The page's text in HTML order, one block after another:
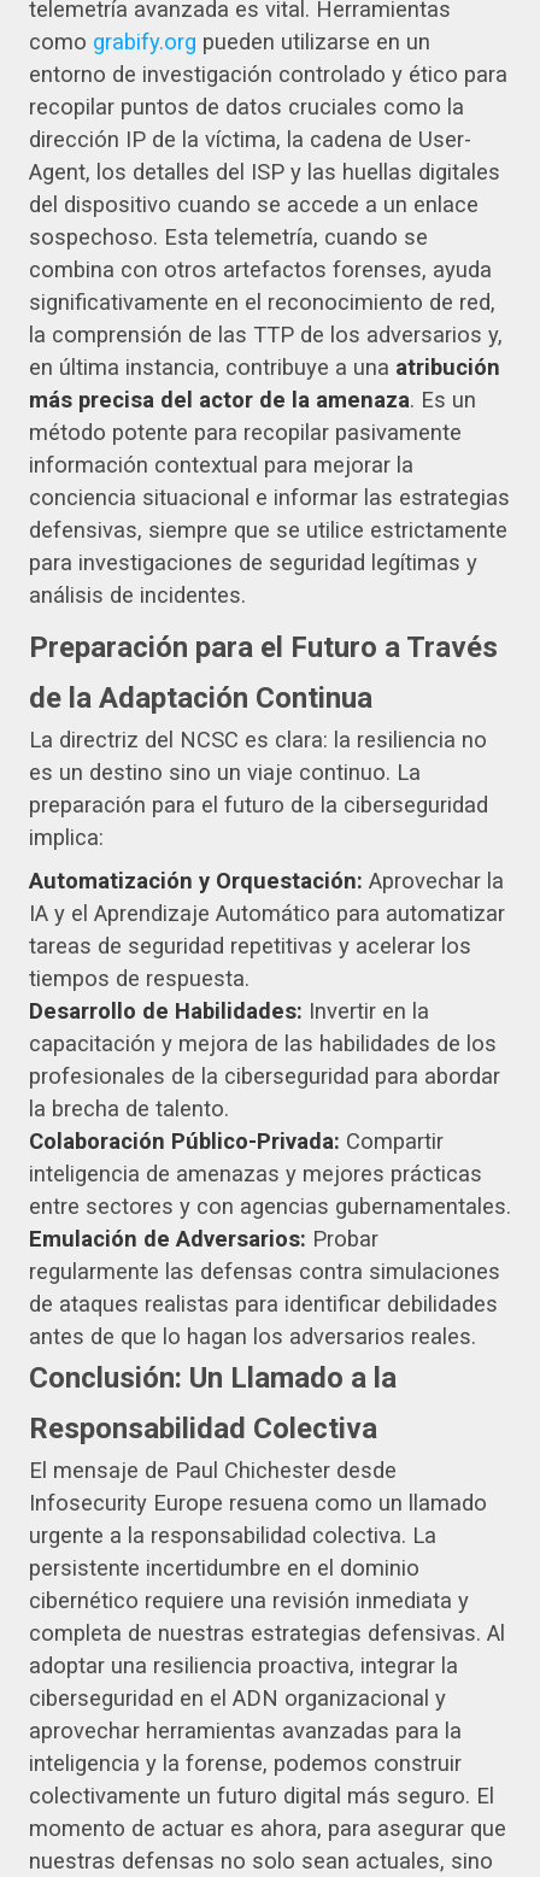
telemetría avanzada es vital. Herramientas
como grabify.org pueden utilizarse en un
entorno de investigación controlado y ético para
recopilar puntos de datos cruciales como la
dirección IP de la víctima, la cadena de User-
Agent, los detalles del ISP y las huellas digitales
del dispositivo cuando se accede a un enlace
sospechoso. Esta telemetría, cuando se
combina con otros artefactos forenses, ayuda
significativamente en el reconocimiento de red,
la comprensión de las TTP de los adversarios y,
en última instancia, contribuye a una atribución
más precisa del actor de la amenaza. Es un
método potente para recopilar pasivamente
información contextual para mejorar la
conciencia situacional e informar las estrategias
defensivas, siempre que se utilice estrictamente
para investigaciones de seguridad legítimas y
análisis de incidentes.
Preparación para el Futuro a Través
de la Adaptación Continua
La directriz del NCSC es clara: la resiliencia no
es un destino sino un viaje continuo. La
preparación para el futuro de la ciberseguridad
implica:
Automatización y Orquestación: Aprovechar la
IA y el Aprendizaje Automático para automatizar
tareas de seguridad repetitivas y acelerar los
tiempos de respuesta.
Desarrollo de Habilidades: Invertir en la
capacitación y mejora de las habilidades de los
profesionales de la ciberseguridad para abordar
la brecha de talento.
Colaboración Público-Privada: Compartir
inteligencia de amenazas y mejores prácticas
entre sectores y con agencias gubernamentales.
Emulación de Adversarios: Probar
regularmente las defensas contra simulaciones
de ataques realistas para identificar debilidades
antes de que lo hagan los adversarios reales.
Conclusión: Un Llamado a la
Responsabilidad Colectiva
El mensaje de Paul Chichester desde
Infosecurity Europe resuena como un llamado
urgente a la responsabilidad colectiva. La
persistente incertidumbre en el dominio
cibernético requiere una revisión inmediata y
completa de nuestras estrategias defensivas. Al
adoptar una resiliencia proactiva, integrar la
ciberseguridad en el ADN organizacional y
aprovechar herramientas avanzadas para la
inteligencia y la forense, podemos construir
colectivamente un futuro digital más seguro. El
momento de actuar es ahora, para asegurar que
nuestras defensas no solo sean actuales, sino